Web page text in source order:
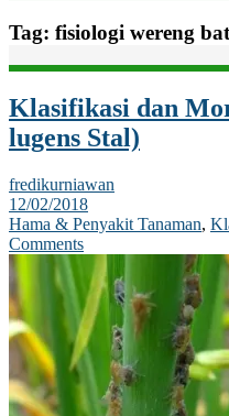
Tag: fisiologi wereng
Klasifikasi dan
lugens Stal)
fredikurniawan
12/02/2018
Hama & Penyakit Tanaman,
Comments